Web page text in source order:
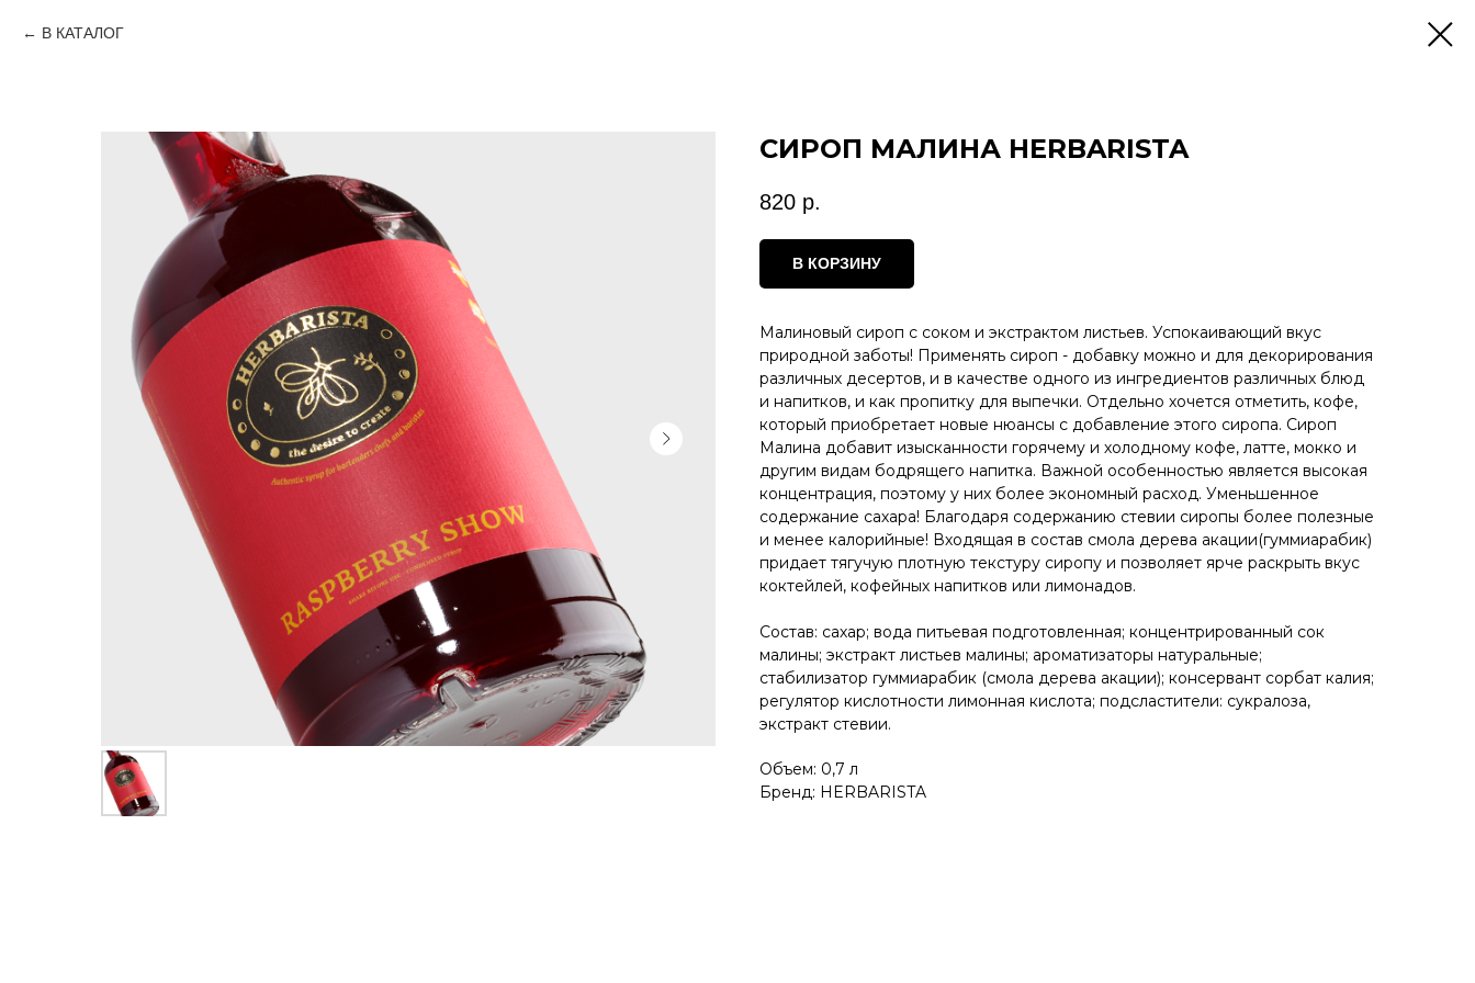
В КАТАЛОГ
СИРОП МАЛИНА HERBARISTA
820 р.
В КОРЗИНУ
Малиновый сироп с соком и экстрактом листьев. Успокаивающий вкус
природной заботы! Применять сироп - добавку можно и для декорирования
различных десертов, и в качестве одного из ингредиентов различных блюд
и напитков, и как пропитку для выпечки. Отдельно хочется отметить, кофе,
который приобретает новые нюансы с добавление этого сиропа. Сироп
Малина добавит изысканности горячему и холодному кофе, латте, мокко и
другим видам бодрящего напитка. Важной особенностью является высокая
концентрация, поэтому у них более экономный расход. Уменьшенное
содержание сахара! Благодаря содержанию стевии сиропы более полезные
и менее калорийные! Входящая в состав смола дерева акации(гуммиарабик)
придает тягучую плотную текстуру сиропу и позволяет ярче раскрыть вкус
коктейлей, кофейных напитков или лимонадов.
Состав: сахар; вода питьевая подготовленная; концентрированный сок
малины; экстракт листьев малины; ароматизаторы натуральные;
стабилизатор гуммиарабик (смола дерева акации); консервант сорбат калия;
регулятор кислотности лимонная кислота; подсластители: сукралоза,
экстракт стевии.
Объем: 0,7 л
Бренд: HERBARISTA